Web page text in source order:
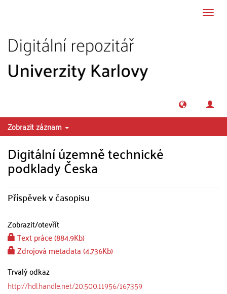
Zobrazit záznam
Digitální územně technické
podklady Česka
Příspěvek v časopisu
Zobrazit/otevřít
Text práce (884.9Kb)
Zdrojová metadata (4.736Kb)
Trvalý odkaz
http://hdl.handle.net/20.500.11956/167359